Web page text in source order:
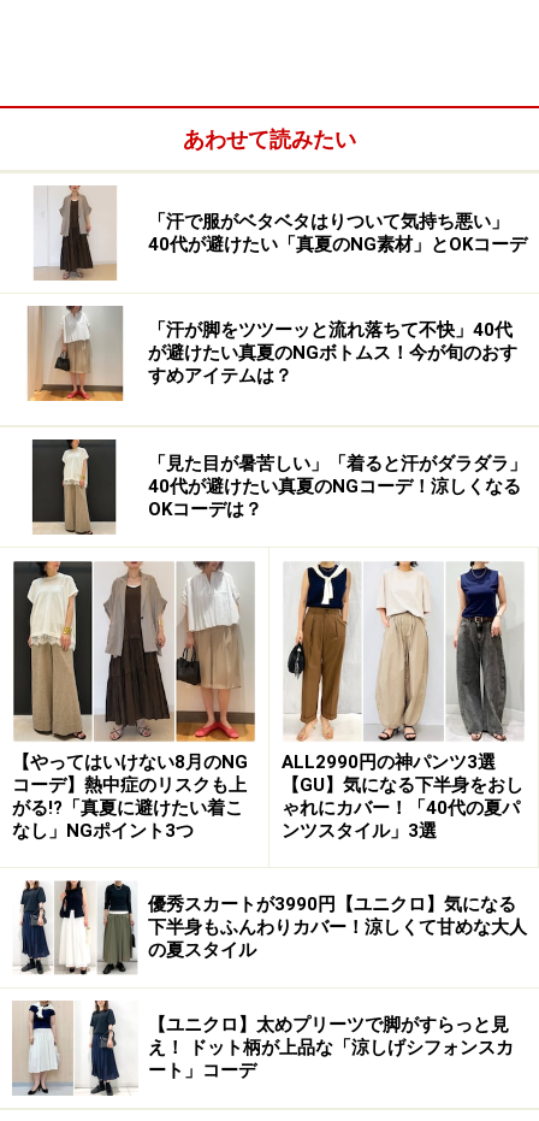
◎。現在、税込1290円（11月18日時点）とお値下げ中な
ので、早めのゲットがおすすめです。
2. 着やせするとSNSでも話題に！ きれいめ
「リブポロカーディガン」
程よいフィット感と首の開き具合が絶妙で、着やせするデザ
イン 出典：WEAR
写真 で着ているトップスは「メリノリブポロカーディガ
ン」（定価税込3990円）。極細のメリノウールを100％
使用している滑らかな肌触りと、きれいめに着られる襟
つきのデザインが大人の女性にぴったりです。
ボタンを開けると首もとがVネックになり、顔まわりを
すっきり見せてくれる効果も。程よく体に沿うシルエッ
トで、着やせして見える一枚です。
写真のようにブルーデニムを合わせてカジュアルダウン
あわせて読みたい
「汗で服がベタベタはりついて気持ち悪い」
40代が避けたい「真夏のNG素材」とOKコーデ
「汗が脚をツツーッと流れ落ちて不快」40代
が避けたい真夏のNGボトムス！今が旬のおす
すめアイテムは？
「見た目が暑苦しい」「着ると汗がダラダラ」
40代が避けたい真夏のNGコーデ！涼しくなる
OKコーデは？
【やってはいけない8月のNG
コーデ】熱中症のリスクも上
がる!?「真夏に避けたい着こ
なし」NGポイント3つ
ALL2990円の神パンツ3選
【GU】気になる下半身をおし
ゃれにカバー！「40代の夏パ
ンツスタイル」3選
優秀スカートが3990円【ユニクロ】気になる
下半身もふんわりカバー！涼しくて甘めな大人
の夏スタイル
【ユニクロ】太めプリーツで脚がすらっと見
え！ ドット柄が上品な「涼しげシフォンスカ
ート」コーデ